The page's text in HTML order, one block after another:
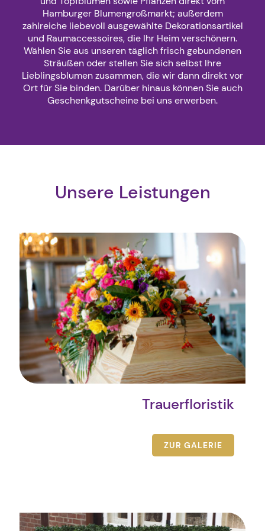
Hamburger Blumengroßmarkt; außerdem
zahlreiche liebevoll ausgewählte Dekorationsartikel
und Raumaccessoires, die Ihr Heim verschönern.
Wählen Sie aus unseren täglich frisch gebundenen
Sträußen oder stellen Sie sich selbst Ihre
Lieblingsblumen zusammen, die wir dann direkt vor
Ort für Sie binden. Darüber hinaus können Sie auch
Geschenkgutscheine bei uns erwerben.
Unsere Leistungen
Trauerfloristik
ZUR GALERIE